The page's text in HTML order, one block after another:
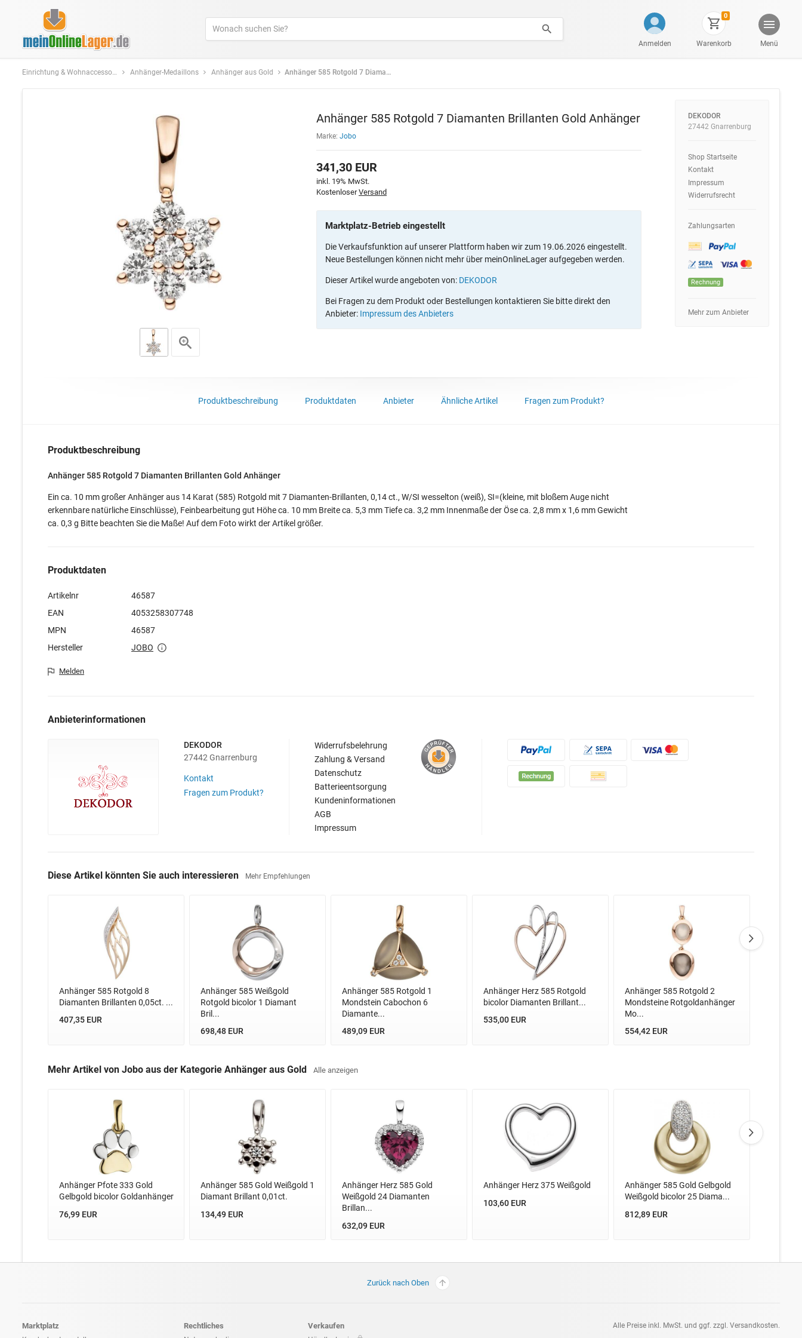
Anmelden
0
Warenkorb Menü
Einrichtung & Wohnaccessoires Anhänger-Medaillons Anhänger aus Gold Anhänger 585 Rotgold 7 Diamanten Brillanten Gold Anhänger
Anhänger 585 Rotgold 7 Diamanten Brillanten Gold Anhänger
Marke: Jobo
341,30 EUR
inkl. 19% MwSt.
KostenloserVersand
Marktplatz-Betrieb eingestellt
Die Verkaufsfunktion auf unserer Plattform haben wir zum 19.06.2026 eingestellt.
Neue Bestellungen können nicht mehr über meinOnlineLager aufgegeben werden.
Dieser Artikel wurde angeboten von: DEKODOR
Bei Fragen zu dem Produkt oder Bestellungen kontaktieren Sie bitte direkt den
Anbieter: Impressum des Anbieters
DEKODOR
27442 Gnarrenburg
Shop Startseite
Kontakt
Impressum
Widerrufsrecht
Zahlungsarten
Rechnung
Mehr zum Anbieter
Produktbeschreibung Produktdaten Anbieter Ähnliche Artikel Fragen zum Produkt?
Produktbeschreibung
Anhänger 585 Rotgold 7 Diamanten Brillanten Gold Anhänger
Ein ca. 10 mm großer Anhänger aus 14 Karat (585) Rotgold mit 7 Diamanten-Brillanten, 0,14 ct., W/SI wesselton (weiß), SI=(kleine, mit bloßem Auge nicht
erkennbare natürliche Einschlüsse), Feinbearbeitung gut Höhe ca. 10 mm Breite ca. 5,3 mm Tiefe ca. 3,2 mm Innenmaße der Öse ca. 2,8 mm x 1,6 mm Gewicht
ca. 0,3 g Bitte beachten Sie die Maße! Auf dem Foto wirkt der Artikel größer.
Produktdaten
Artikelnr
46587
EAN
4053258307748
MPN
46587
Hersteller
JOBO
Melden
Anbieterinformationen
DEKODOR
27442 Gnarrenburg
Kontakt
Fragen zum Produkt?
Widerrufsbelehrung
Zahlung & Versand
Datenschutz
Batterieentsorgung
Kundeninformationen
AGB
Impressum
Diese Artikel könnten Sie auch interessieren Mehr Empfehlungen
Anhänger 585 Rotgold 8
Diamanten Brillanten 0,05ct. ...
407,35 EUR
Anhänger 585 Weißgold
Rotgold bicolor 1 Diamant
Bril...
698,48 EUR
Anhänger 585 Rotgold 1
Mondstein Cabochon 6
Diamante...
489,09 EUR
Anhänger Herz 585 Rotgold
bicolor Diamanten Brillant...
535,00 EUR
Anhänger 585 Rotgold 2
Mondsteine Rotgoldanhänger
Mo...
554,42 EUR
Mehr Artikel von Jobo aus der Kategorie Anhänger aus Gold Alle anzeigen
Anhänger Pfote 333 Gold
Gelbgold bicolor Goldanhänger
76,99 EUR
Anhänger 585 Gold Weißgold 1
Diamant Brillant 0,01ct.
134,49 EUR
Anhänger Herz 585 Gold
Weißgold 24 Diamanten
Brillan...
632,09 EUR
Anhänger Herz 375 Weißgold
103,60 EUR
Anhänger 585 Gold Gelbgold
Weißgold bicolor 25 Diama...
812,89 EUR
Zurück nach Oben
Marktplatz Rechtliches Verkaufen Alle Preise inkl. MwSt. und ggf. zzgl. Versandkosten.